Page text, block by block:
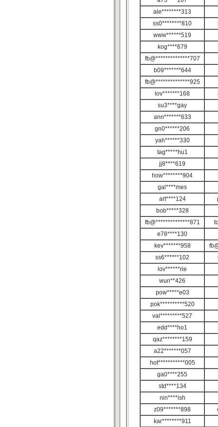
ale********313
ss0********810
www******519
kog****679
fb@**************707
b09*******644
fb@**************925
lov*******168
su3****gay
ann*******633
gn0******206
yah******330
tag*****hu1
jj8****619
how********904
gal****mes
art****124
bob*****328
fb@**************871
e78****130
kev*******958
ss6******102
lov******rie
wun**426
pow*****e03
pok**********520
val*********527
edd****ho1
qaz********159
a22*******057
hot***********005
ga0****255
std****134
nin****ish
z09*******898
kar********911